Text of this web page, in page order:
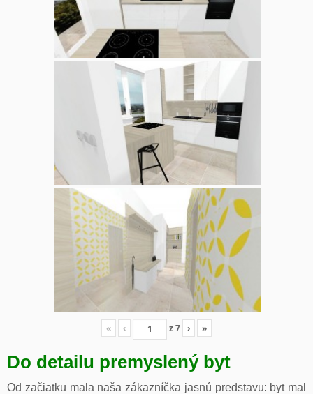
« ‹ z7 › »
Do detailu premyslený byt
Od začiatku mala naša zákazníčka jasnú predstavu: byt mal